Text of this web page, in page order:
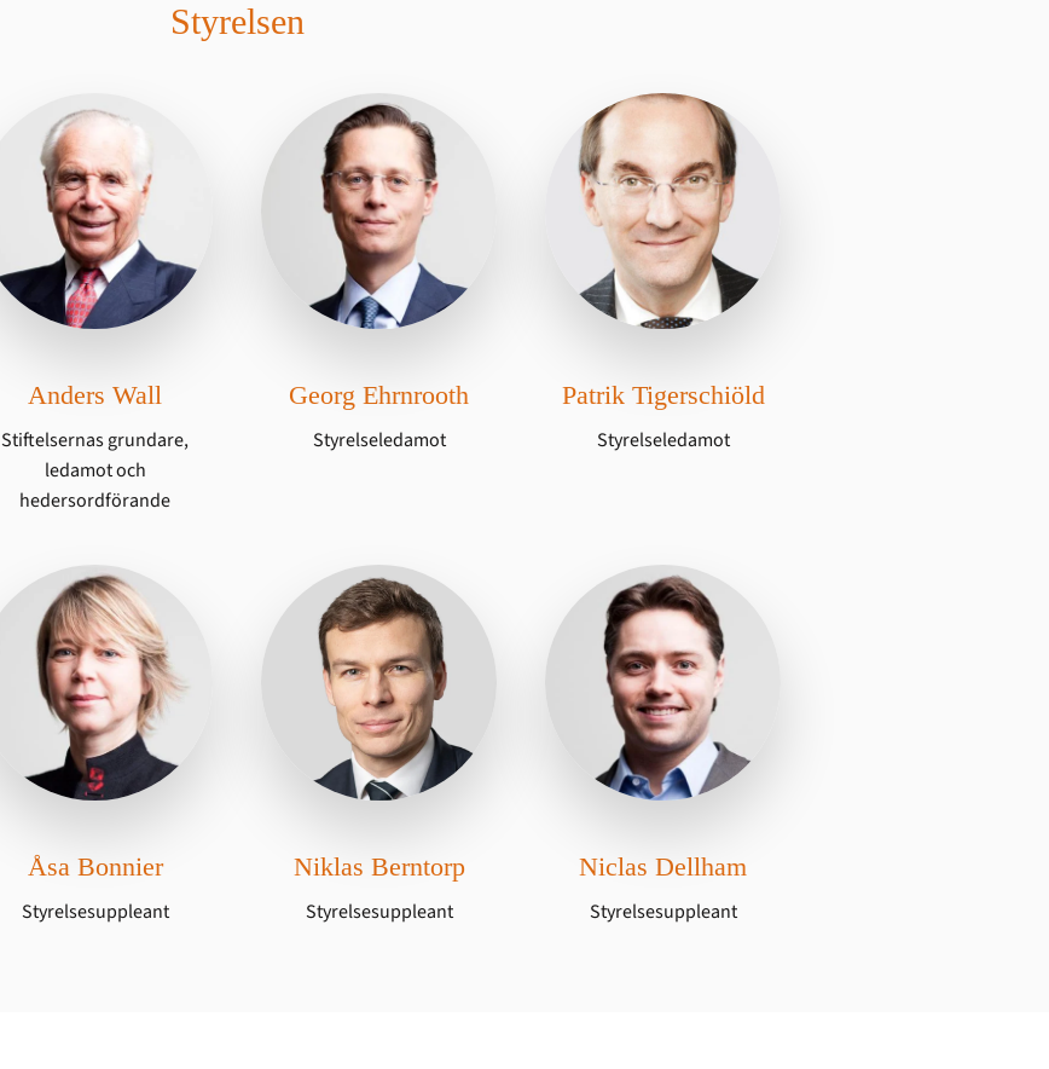
Styrelsen
Anders Wall
Stiftelsernas grundare,
ledamot och
hedersordförande
Georg Ehrnrooth
Styrelseledamot
Patrik Tigerschiöld
Styrelseledamot
Åsa Bonnier
Styrelsesuppleant
Niklas Berntorp
Styrelsesuppleant
Niclas Dellham
Styrelsesuppleant